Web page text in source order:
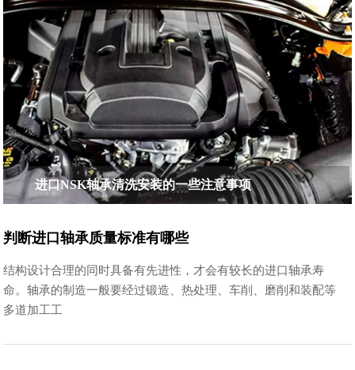
进口NSK轴承清洗安装的一些注意事项
判断进口轴承质量标准有哪些
结构设计合理的同时具备有先进性，才会有较长的进口轴承寿
命。轴承的制造一般要经过锻造、热处理、车削、磨削和装配等
多道加工工